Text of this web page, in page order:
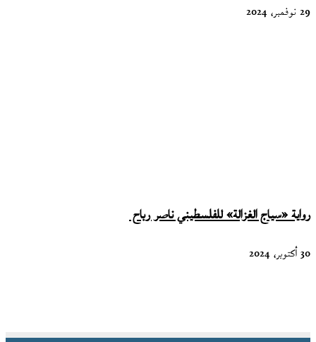
29 نوفمبر، 2024
رواية «سياج الغزالة» للفلسطيني ناصر رباح
30 أكتوبر، 2024